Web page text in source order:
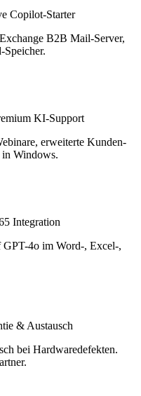
Copilot-Starter
B2B Mail-Server,
KI-Support
erweiterte Kunden-
Windows.
Integration
GPT-4o im Word-, Excel-,
& Austausch
bei Hardwaredefekten.